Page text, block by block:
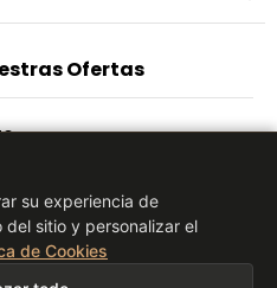
Ofertas
S.L
su experiencia de
sitio y personalizar el
de Cookies